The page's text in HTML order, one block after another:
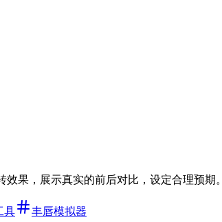
果，展示真实的前后对比，设定合理预期。
具 丰唇模拟器